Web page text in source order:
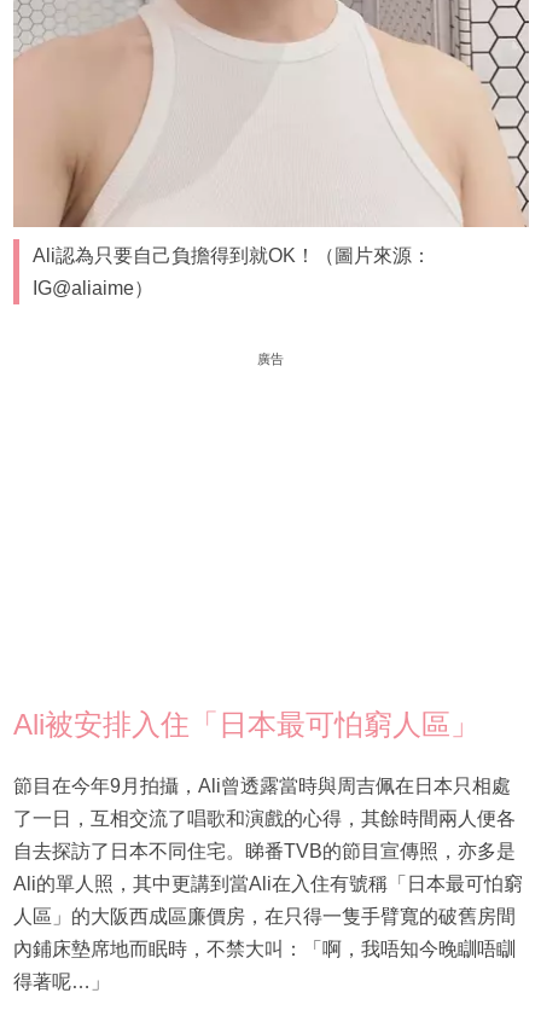
Ali認為只要自己負擔得到就OK！（圖片來源：
IG@aliaime）
廣告
Ali被安排入住「日本最可怕窮人區」
節目在今年9月拍攝，Ali曾透露當時與周吉佩在日本只相處
了一日，互相交流了唱歌和演戲的心得，其餘時間兩人便各
自去探訪了日本不同住宅。睇番TVB的節目宣傳照，亦多是
Ali的單人照，其中更講到當Ali在入住有號稱「日本最可怕窮
人區」的大阪西成區廉價房，在只得一隻手臂寬的破舊房間
內鋪床墊席地而眠時，不禁大叫：「啊，我唔知今晚瞓唔瞓
得著呢…」